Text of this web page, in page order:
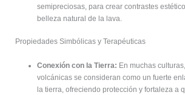
semipreciosas, para crear contrastes
belleza natural de la lava.
Propiedades Simbólicas y Terapéuticas
Conexión con la Tierra: En muchas
volcánicas se consideran como un fuerte
la tierra, ofreciendo protección y fortaleza a